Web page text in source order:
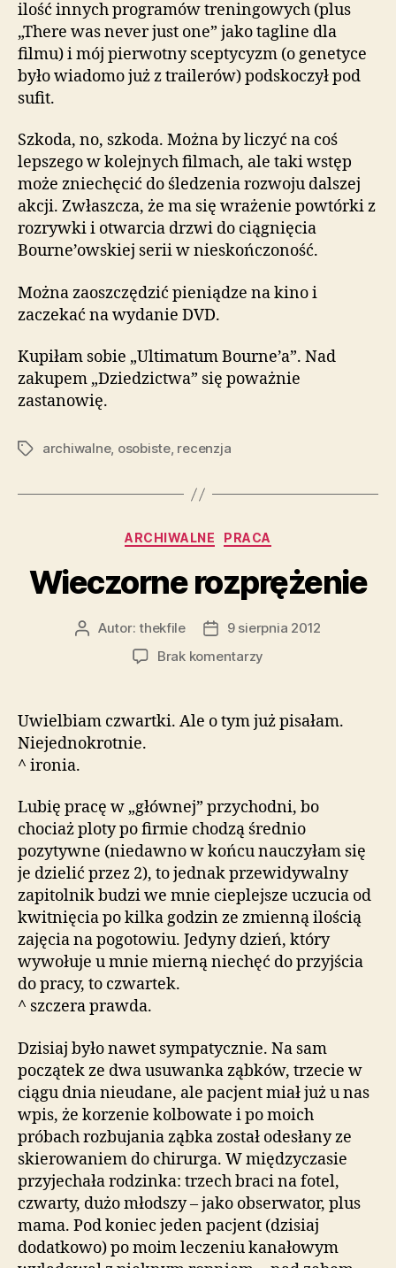
ilość innych programów treningowych (plus
„There was never just one” jako tagline dla
filmu) i mój pierwotny sceptycyzm (o genetyce
było wiadomo już z trailerów) podskoczył pod
sufit.
Szkoda, no, szkoda. Można by liczyć na coś
lepszego w kolejnych filmach, ale taki wstęp
może zniechęcić do śledzenia rozwoju dalszej
akcji. Zwłaszcza, że ma się wrażenie powtórki z
rozrywki i otwarcia drzwi do ciągnięcia
Bourne’owskiej serii w nieskończoność.
Można zaoszczędzić pieniądze na kino i
zaczekać na wydanie DVD.
Kupiłam sobie „Ultimatum Bourne’a”. Nad
zakupem „Dziedzictwa” się poważnie
zastanowię.
Tagiarchiwalne, osobiste, recenzja
Kategorie
ARCHIWALNE PRACA
Wieczorne rozprężenie
AutorAutor:thekfile
Data9 sierpnia 2012
Brak komentarzy
Uwielbiam czwartki. Ale o tym już pisałam.
Niejednokrotnie.
^ ironia.
Lubię pracę w „głównej” przychodni, bo
chociaż ploty po firmie chodzą średnio
pozytywne (niedawno w końcu nauczyłam się
je dzielić przez 2), to jednak przewidywalny
zapitolnik budzi we mnie cieplejsze uczucia od
kwitnięcia po kilka godzin ze zmienną ilością
zajęcia na pogotowiu. Jedyny dzień, który
wywołuje u mnie mierną niechęć do przyjścia
do pracy, to czwartek.
^ szczera prawda.
Dzisiaj było nawet sympatycznie. Na sam
początek ze dwa usuwanka ząbków, trzecie w
ciągu dnia nieudane, ale pacjent miał już u nas
wpis, że korzenie kolbowate i po moich
próbach rozbujania ząbka został odesłany ze
skierowaniem do chirurga. W międzyczasie
przyjechała rodzinka: trzech braci na fotel,
czwarty, dużo młodszy – jako obserwator, plus
mama. Pod koniec jeden pacjent (dzisiaj
dodatkowo) po moim leczeniu kanałowym